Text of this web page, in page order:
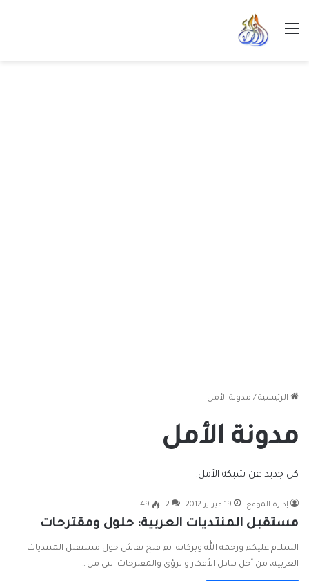
القائمة
الرئيسية / مدونة الأمل
مدونة الأمل
كل جديد عن شبكة الأمل.
إدارة الموقع 19 فبراير 2012 2
49
مستقبل المنتديات العربية: حلول ومقترحات
السلام عليكم ورحمة الله وبركاته. تم فتح نقاش حول مستقبل المنتديات
العربية، من أجل تبادل الأفكار والرؤى والمقترحات التي من…